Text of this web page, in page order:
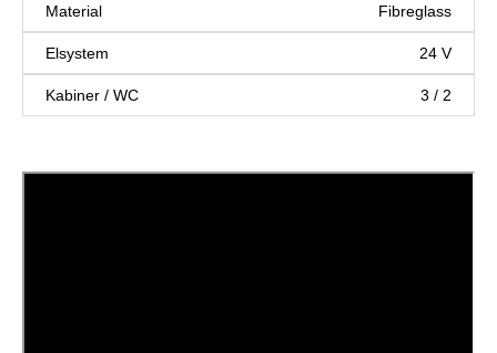
Material Fibreglass
Elsystem 24 V
Kabiner / WC 3 / 2